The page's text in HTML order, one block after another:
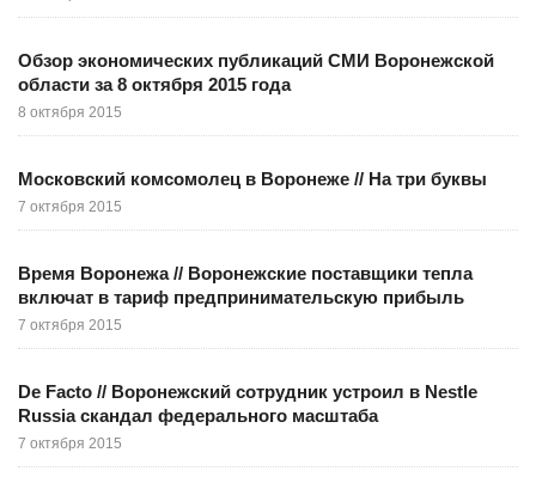
Обзор экономических публикаций СМИ Воронежской
области за 8 октября 2015 года
8 октября 2015
Московский комсомолец в Воронеже // На три буквы
7 октября 2015
Время Воронежа // Воронежские поставщики тепла
включат в тариф предпринимательскую прибыль
7 октября 2015
De Facto // Воронежский сотрудник устроил в Nestle
Russia скандал федерального масштаба
7 октября 2015